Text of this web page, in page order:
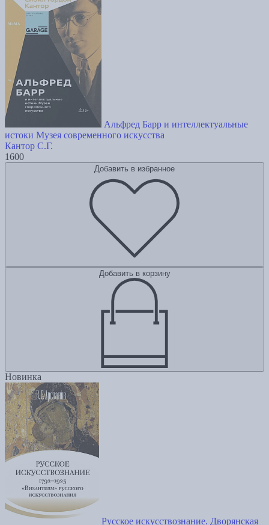
Альфред Барр и интеллектуальные
истоки Музея современного искусства
Кантор С.Г.
1600
Добавить в избранное
Добавить в корзину
Новинка
Русское искусствознание. Дворянская